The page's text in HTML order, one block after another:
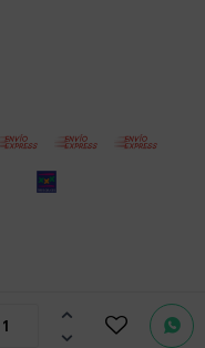


consultas
no dudes